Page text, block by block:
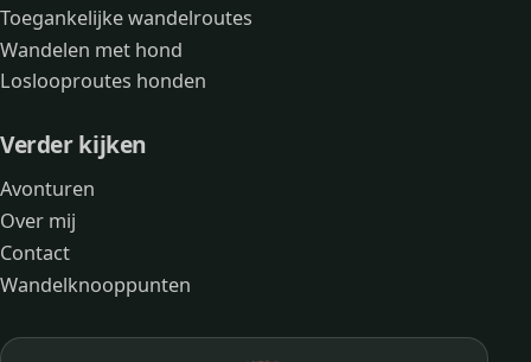
Toegankelijke wandelroutes
Wandelen met hond
Loslooproutes honden
Verder kijken
Avonturen
Over mij
Contact
Wandelknooppunten